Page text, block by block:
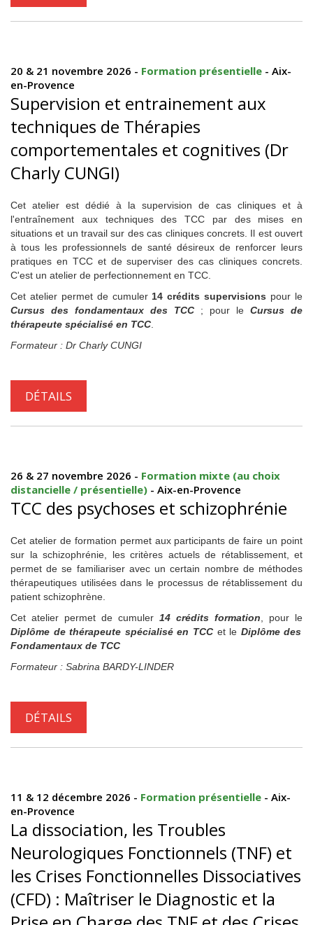
20 & 21 novembre 2026 - Formation présentielle - Aix-
en-Provence
Supervision et entrainement aux
techniques de Thérapies
comportementales et cognitives (Dr
Charly CUNGI)
Cet atelier est dédié à la supervision de cas cliniques et à
l'entraînement aux techniques des TCC par des mises en
situations et un travail sur des cas cliniques concrets. Il est ouvert
à tous les professionnels de santé désireux de renforcer leurs
pratiques en TCC et de superviser des cas cliniques concrets.
C'est un atelier de perfectionnement en TCC.
Cet atelier permet de cumuler 14 crédits supervisions pour le
Cursus des fondamentaux des TCC ; pour le Cursus de
thérapeute spécialisé en TCC
Formateur : Dr Charly CUNGI
DÉTAILS
26 & 27 novembre 2026 - Formation mixte (au choix
distancielle / présentielle) - Aix-en-Provence
TCC des psychoses et schizophrénie
Cet atelier de formation permet aux participants de faire un point
sur la schizophrénie, les critères actuels de rétablissement, et
permet de se familiariser avec un certain nombre de méthodes
thérapeutiques utilisées dans le processus de rétablissement du
patient schizophrène.
Cet atelier permet de cumuler 14 crédits formation , pour le
Diplôme de thérapeute spécialisé en TCC et le Diplôme des
Fondamentaux de TCC
Formateur : Sabrina BARDY-LINDER
DÉTAILS
11 & 12 décembre 2026 - Formation présentielle - Aix-
en-Provence
La dissociation, les Troubles
Neurologiques Fonctionnels (TNF) et
les Crises Fonctionnelles Dissociatives
(CFD) : Maîtriser le Diagnostic et la